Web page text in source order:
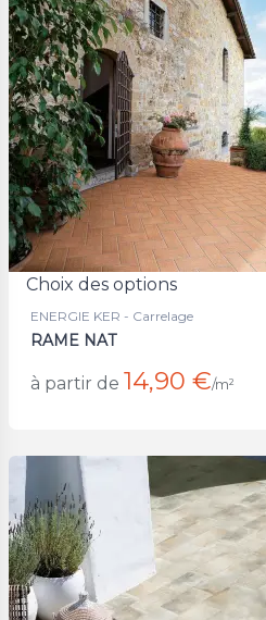
Choix des options
ENERGIE KER - Carrelage
RAME NAT
à partir de 14,90 €/m²